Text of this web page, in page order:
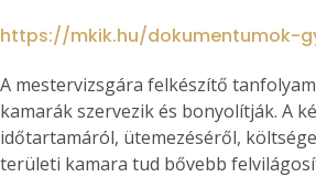
https://mkik.hu/dokumentumok-
A mestervizsgára felkészítő
kamarák szervezik és bonyolítják. A
időtartamáról, ütemezéséről,
területi kamara tud bővebb